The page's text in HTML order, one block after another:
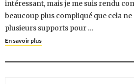
intéressant, mais je me suis rendu
beaucoup plus compliqué que cela
plusieurs supports pour …
En savoir plus